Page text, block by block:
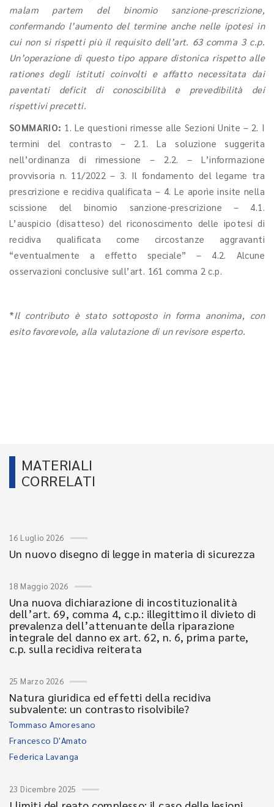
malam partem del binomio sanzione-prescrizione,
confermando l’aumento del termine anche nelle ipotesi in
cui non si rispetti più il requisito dell’art. 63 comma 3 c.p.
Un’operazione di questo tipo appare distonica rispetto alle
rationes degli istituti coinvolti e affatto necessitata dai
paventati deficit di conoscibilità e prevedibilità dei
rispettivi precetti.
SOMMARIO: 1. Le questioni rimesse alle Sezioni Unite – 2. I
termini del contrasto – 2.1. La soluzione suggerita
nell’ordinanza di rimessione – 2.2. – L’informazione
provvisoria n. 11/2022 – 3. Il fondamento del legame tra
prescrizione e recidiva qualificata – 4. Le aporìe insite nella
scissione del binomio sanzione-prescrizione – 4.1.
L’auspicio (disatteso) del riconoscimento delle ipotesi di
recidiva qualificata come circostanze aggravanti
“eventualmente a effetto speciale” – 4.2. Alcune
osservazioni conclusive sull’art. 161 comma 2 c.p.
*Il contributo è stato sottoposto in forma anonima, con
esito favorevole, alla valutazione di un revisore esperto.
MATERIALI
CORRELATI
16 Luglio 2026
Un nuovo disegno di legge in materia di sicurezza
18 Maggio 2026
Una nuova dichiarazione di incostituzionalità
dell’art. 69, comma 4, c.p.: illegittimo il divieto di
prevalenza dell’attenuante della riparazione
integrale del danno ex art. 62, n. 6, prima parte,
c.p. sulla recidiva reiterata
25 Marzo 2026
Natura giuridica ed effetti della recidiva
subvalente: un contrasto risolvibile?
Tommaso Amoresano
Francesco D'Amato
Federica Lavanga
23 Dicembre 2025